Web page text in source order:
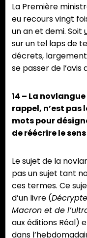
La Première
eu recours vingt
un an et demi. Soit
sur un tel laps de
décrets, largement
se passer de
14 – La
rappel, n’est pas
mots pour
de réécrire le
Le sujet de la
pas un sujet tant
ces termes. Ce
d’un livre (
Macron et de
aux éditions Réal)
dans